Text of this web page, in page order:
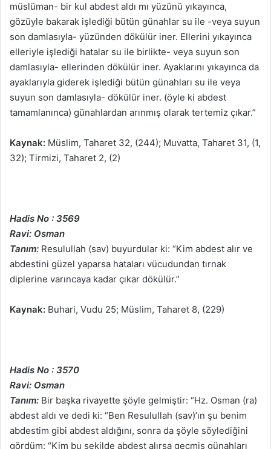
müslüman- bir kul abdest aldı mı yüzünü yıkayınca,
gözüyle bakarak işlediği bütün günahlar su ile -veya suyun
son damlasıyla- yüzünden dökülür iner. Ellerini yıkayınca
elleriyle işlediği hatalar su ile birlikte- veya suyun son
damlasıyla- ellerinden dökülür iner. Ayaklarını yıkayınca da
ayaklarıyla giderek işlediği bütün günahları su ile veya
suyun son damlasıyla- dökülür iner. (öyle ki abdest
tamamlanınca) günahlardan arınmış olarak tertemiz çıkar.”
Kaynak: Müslim, Taharet 32, (244); Muvatta, Taharet 31, (1,
32); Tirmizi, Taharet 2, (2)
Hadis No : 3569
Ravi: Osman
Tanım: Resulullah (sav) buyurdular ki: “Kim abdest alır ve
abdestini güzel yaparsa hataları vücudundan tırnak
diplerine varıncaya kadar çıkar dökülür.”
Kaynak: Buhari, Vudu 25; Müslim, Taharet 8, (229)
Hadis No : 3570
Ravi: Osman
Tanım: Bir başka rivayette şöyle gelmiştir: “Hz. Osman (ra)
abdest aldı ve dedi ki: “Ben Resulullah (sav)’ın şu benim
abdestim gibi abdest aldığını, sonra da şöyle söylediğini
gördüm: “Kim bu şekilde abdest alırsa geçmiş günahları